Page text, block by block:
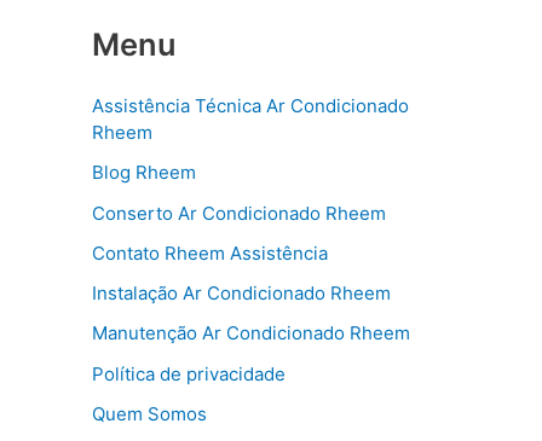
c
e
b
o
o
k
er e
Menu
Assistência Técnica Ar Condicionado
Rheem
Blog Rheem
Conserto Ar Condicionado Rheem
Contato Rheem Assistência
Instalação Ar Condicionado Rheem
Manutenção Ar Condicionado Rheem
Política de privacidade
Quem Somos